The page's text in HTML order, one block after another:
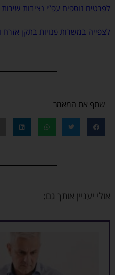
לפרטים נוספים עפ”י נציבות
לצפייה במשרות פנויות בתקן אזרח
שתף את המאמר
אולי יעניין אותך גם: